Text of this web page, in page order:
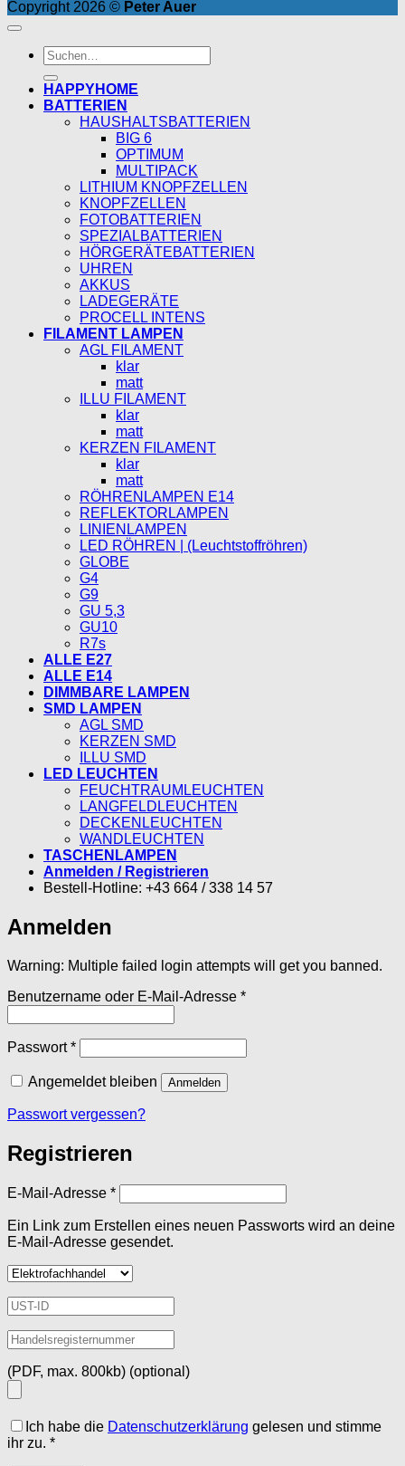
Copyright 2026 © Peter Auer
Suchen
nach:
HAPPYHOME
BATTERIEN
HAUSHALTSBATTERIEN
BIG 6
OPTIMUM
MULTIPACK
LITHIUM KNOPFZELLEN
KNOPFZELLEN
FOTOBATTERIEN
SPEZIALBATTERIEN
HÖRGERÄTEBATTERIEN
UHREN
AKKUS
LADEGERÄTE
PROCELL INTENS
FILAMENT LAMPEN
AGL FILAMENT
klar
matt
ILLU FILAMENT
klar
matt
KERZEN FILAMENT
klar
matt
RÖHRENLAMPEN E14
REFLEKTORLAMPEN
LINIENLAMPEN
LED RÖHREN | (Leuchtstoffröhren)
GLOBE
G4
G9
GU 5,3
GU10
R7s
ALLE E27
ALLE E14
DIMMBARE LAMPEN
SMD LAMPEN
AGL SMD
KERZEN SMD
ILLU SMD
LED LEUCHTEN
FEUCHTRAUMLEUCHTEN
LANGFELDLEUCHTEN
DECKENLEUCHTEN
WANDLEUCHTEN
TASCHENLAMPEN
Anmelden / Registrieren
Bestell-Hotline: +43 664 / 338 14 57
Anmelden
Warning: Multiple failed login attempts will get you banned.
Benutzername oder E-Mail-Adresse *Erforderlich
Passwort*Erforderlich
Angemeldet bleiben Anmelden
Passwort vergessen?
Registrieren
E-Mail-Adresse *Erforderlich
Ein Link zum Erstellen eines neuen Passworts wird an deine
E-Mail-Adresse gesendet.
(PDF, max. 800kb) (optional)
Ich habe die Datenschutzerklärung gelesen und stimme
ihr zu. *